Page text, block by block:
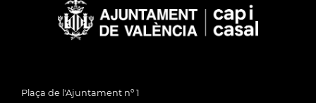
Plaça de l'Ajuntament nº 1